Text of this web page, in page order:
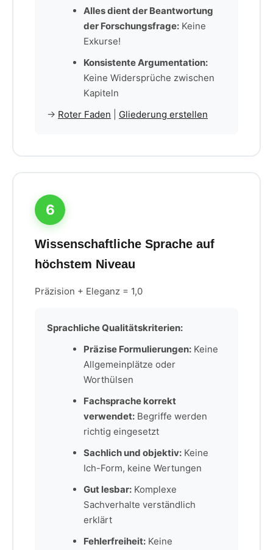
Alles dient der Beantwortung
der Forschungsfrage: Keine
Exkurse!
Konsistente Argumentation:
Keine Widersprüche zwischen
Kapiteln
→ Roter Faden Gliederung erstellen
6
Wissenschaftliche Sprache auf
höchstem Niveau
Präzision + Eleganz = 1,0
Sprachliche Qualitätskriterien:
Präzise Formulierungen: Keine
Allgemeinplätze oder
Worthülsen
Fachsprache korrekt
verwendet: Begriffe werden
richtig eingesetzt
Sachlich und objektiv: Keine
Ich-Form, keine Wertungen
Gut lesbar: Komplexe
Sachverhalte verständlich
erklärt
Fehlerfreiheit: Keine